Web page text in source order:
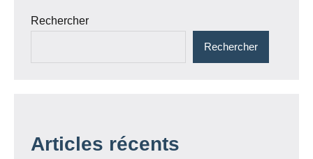
Rechercher
Rechercher
Articles récents